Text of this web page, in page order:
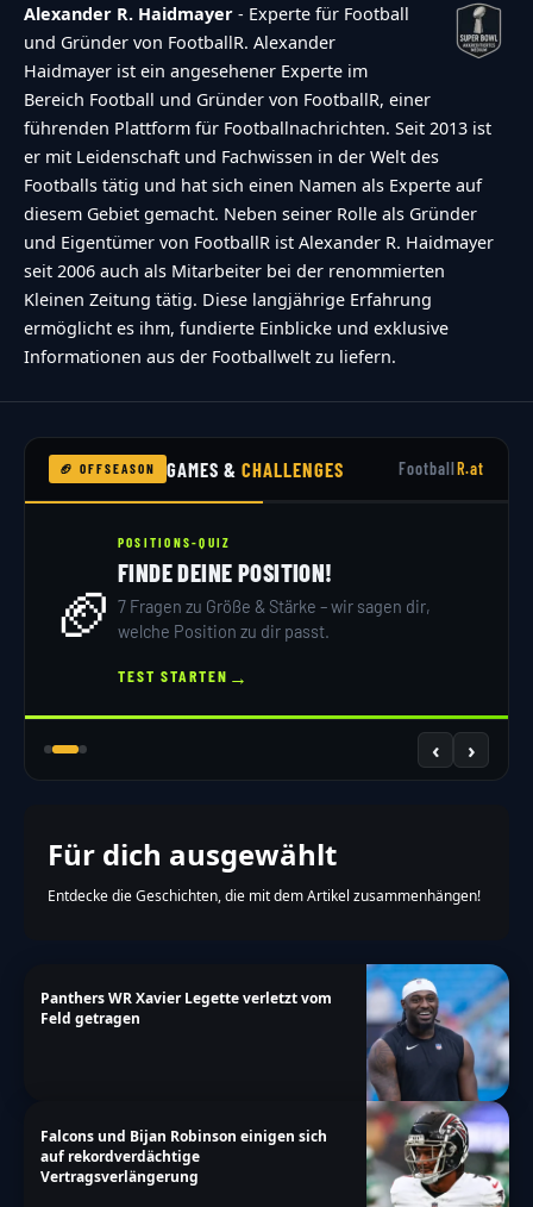
Alexander R. Haidmayer - Experte für Football
und Gründer von FootballR. Alexander
Haidmayer ist ein angesehener Experte im
Bereich Football und Gründer von FootballR, einer
führenden Plattform für Footballnachrichten. Seit 2013 ist
er mit Leidenschaft und Fachwissen in der Welt des
Footballs tätig und hat sich einen Namen als Experte auf
diesem Gebiet gemacht. Neben seiner Rolle als Gründer
und Eigentümer von FootballR ist Alexander R. Haidmayer
seit 2006 auch als Mitarbeiter bei der renommierten
Kleinen Zeitung tätig. Diese langjährige Erfahrung
ermöglicht es ihm, fundierte Einblicke und exklusive
Informationen aus der Footballwelt zu liefern.
🏈 OFFSEASON GAMES &CHALLENGES FootballR.at
🏈
POSITIONS-QUIZ
FINDE DEINE POSITION!
7 Fragen zu Größe & Stärke – wir sagen dir,
welche Position zu dir passt.
TEST STARTEN →
‹ ›
Für dich ausgewählt
Entdecke die Geschichten, die mit dem Artikel zusammenhängen!
Panthers WR Xavier Legette verletzt vom
Feld getragen
Falcons und Bijan Robinson einigen sich
auf rekordverdächtige
Vertragsverlängerung